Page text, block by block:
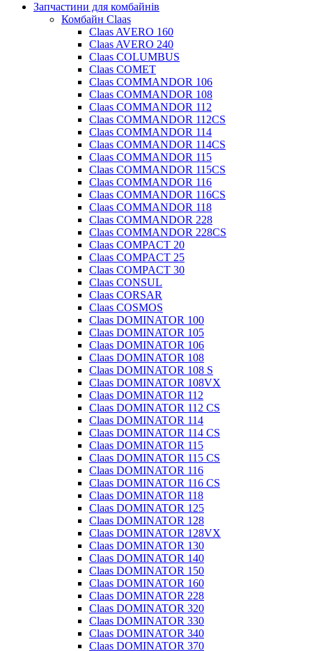
Запчастини для комбайнів
Комбайн Claas
Claas AVERO 160
Claas AVERO 240
Claas COLUMBUS
Claas COMET
Claas COMMANDOR 106
Claas COMMANDOR 108
Claas COMMANDOR 112
Claas COMMANDOR 112CS
Claas COMMANDOR 114
Claas COMMANDOR 114CS
Claas COMMANDOR 115
Claas COMMANDOR 115CS
Claas COMMANDOR 116
Claas COMMANDOR 116CS
Claas COMMANDOR 118
Claas COMMANDOR 228
Claas COMMANDOR 228CS
Claas COMPACT 20
Claas COMPACT 25
Claas COMPACT 30
Claas CONSUL
Claas CORSAR
Claas COSMOS
Claas DOMINATOR 100
Claas DOMINATOR 105
Claas DOMINATOR 106
Claas DOMINATOR 108
Claas DOMINATOR 108 S
Claas DOMINATOR 108VX
Claas DOMINATOR 112
Claas DOMINATOR 112 CS
Claas DOMINATOR 114
Claas DOMINATOR 114 CS
Claas DOMINATOR 115
Claas DOMINATOR 115 CS
Claas DOMINATOR 116
Claas DOMINATOR 116 CS
Claas DOMINATOR 118
Claas DOMINATOR 125
Claas DOMINATOR 128
Claas DOMINATOR 128VX
Claas DOMINATOR 130
Claas DOMINATOR 140
Claas DOMINATOR 150
Claas DOMINATOR 160
Claas DOMINATOR 228
Claas DOMINATOR 320
Claas DOMINATOR 330
Claas DOMINATOR 340
Claas DOMINATOR 370